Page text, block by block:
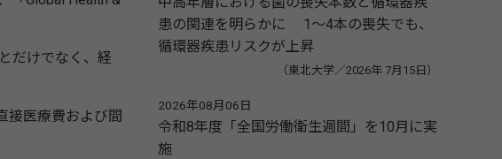
だけでなく、経
接医療費および間
患の関連を明らかに 1～4本の喪失でも、
循環器疾患リスクが上昇
（東北大学／2026年 7月15日）
2026年08月06日
令和8年度「全国労働衛生週間」を10月に実
施